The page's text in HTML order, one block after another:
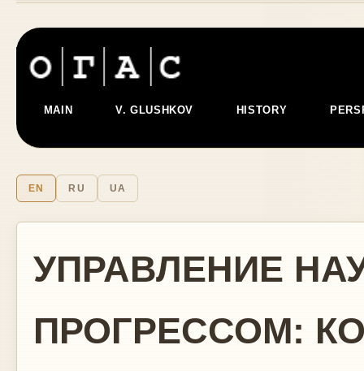
MAIN V. GLUSHKOV HISTORY
EN RU UA
УПРАВЛЕНИЕ
ПРОГРЕССОМ: